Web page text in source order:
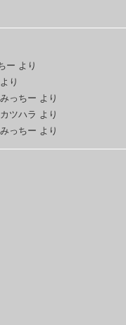
ー より
より
みっちー より
カツハラ より
みっちー より